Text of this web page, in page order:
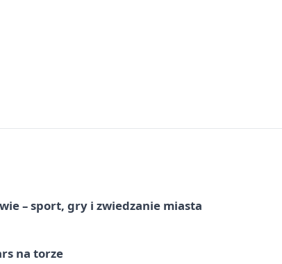
– sport, gry i zwiedzanie miasta
na torze